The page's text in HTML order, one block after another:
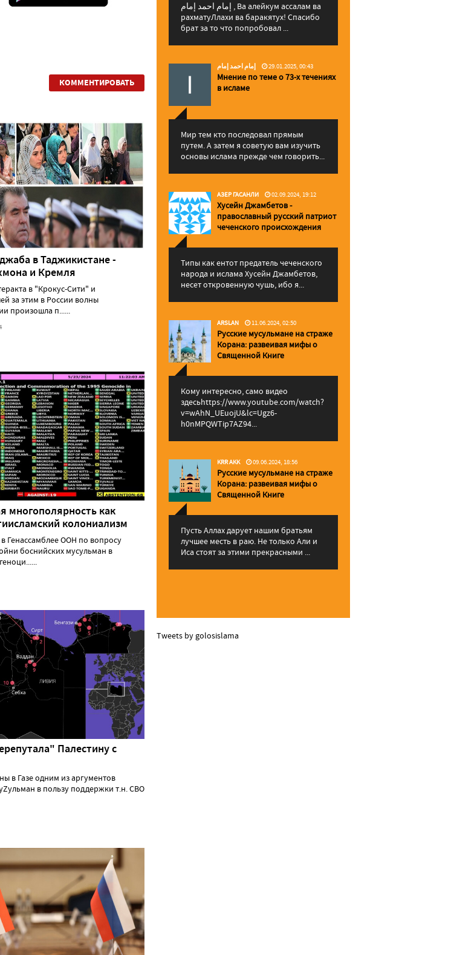
КОММЕНТИРОВАТЬ
в Таджикистане -
и Кремля
в "Крокус-Сити" и
за этим в России волны
произошла п......
многополярность как
колониализм
Генассамблее ООН по вопросу
боснийских мусульман в
Палестину с
в Газе одним из аргументов
в пользу поддержки т.н. СВО
إمام احمد إمام , Ва алейкум ассалам ва
рахматуЛлахи ва баракятух! Спасибо
брат за то что попробовал ...
إمام احمد إمام 29.01.2025, 00:43
Мнение по теме о 73-х течениях
в исламе
Мир тем кто последовал прямым
путем. А затем я советую вам изучить
основы ислама прежде чем говорить...
АЗЕР ГАСАНЛИ 02.09.2024, 19:12
Хусейн Джамбетов -
православный русский патриот
чеченского происхождения
Типы как ентот предатель чеченского
народа и ислама Хусейн Джамбетов,
несет откровенную чушь, ибо я...
ARSLAN 11.06.2024, 02:50
Русские мусульмане на страже
Корана: pазвеивая мифы о
Священной Книге
Кому интересно, само видео
здесьhttps://www.youtube.com/watch?
v=wAhN_UEuojU&lc=Ugz6-
h0nMPQWTip7AZ94...
KRR AKK 09.06.2024, 18:56
Русские мусульмане на страже
Корана: pазвеивая мифы о
Священной Книге
Пусть Аллах дарует нашим братьям
лучшее месть в раю. Не только Али и
Иса стоят за этими прекрасными ...
Tweets by golosislama